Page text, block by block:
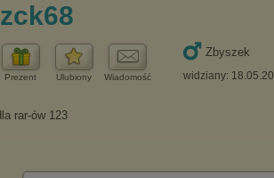
zck68
Prezent Ulubiony Wiadomość
Zbyszek
widziany: